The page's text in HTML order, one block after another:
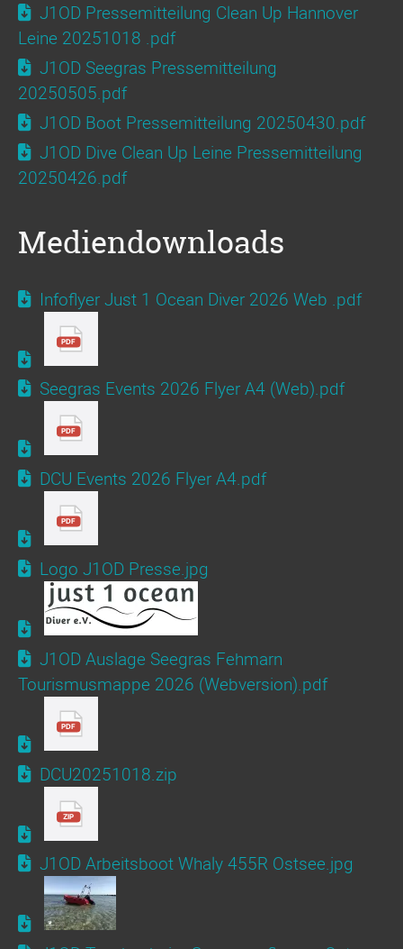
J1OD Pressemitteilung Clean Up Hannover
Leine 20251018 .pdf
J1OD Seegras Pressemitteilung
20250505.pdf
J1OD Boot Pressemitteilung 20250430.pdf
J1OD Dive Clean Up Leine Pressemitteilung
20250426.pdf
Mediendownloads
Infoflyer Just 1 Ocean Diver 2026 Web .pdf
Seegras Events 2026 Flyer A4 (Web).pdf
DCU Events 2026 Flyer A4.pdf
Logo J1OD Presse.jpg
J1OD Auslage Seegras Fehmarn
Tourismusmappe 2026 (Webversion).pdf
DCU20251018.zip
J1OD Arbeitsboot Whaly 455R Ostsee.jpg